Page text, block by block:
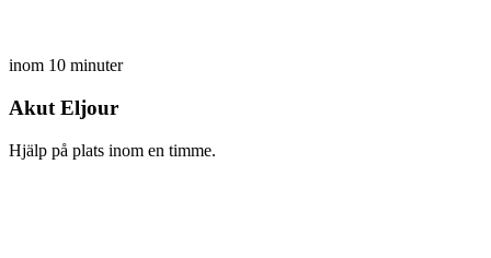
inom 10 minuter
Akut Eljour
Hjälp på plats inom en timme.